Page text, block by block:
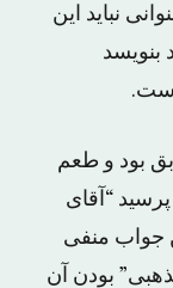
نباید این
بنویسد
بود و طعم
“آقای
جواب منفی
بودن آن